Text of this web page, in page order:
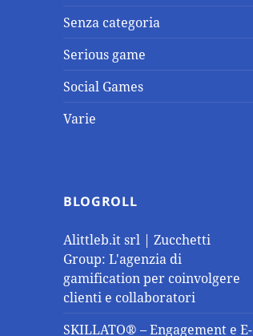
Senza categoria
Serious game
Social Games
Varie
BLOGROLL
Alittleb.it srl | Zucchetti
Group: L'agenzia di
gamification per coinvolgere
clienti e collaboratori
SKILLATO® – Engagement e E-